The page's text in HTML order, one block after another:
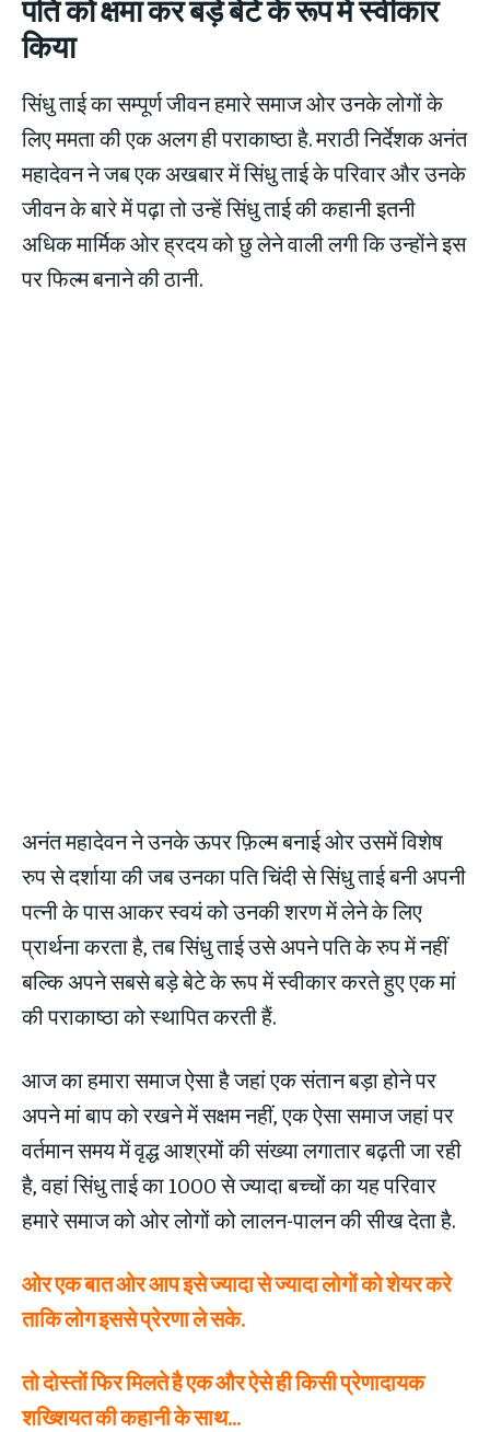
पति को क्षमा कर बड़े बेटे के रूप में स्‍वीकार
किया
सिंधु ताई का सम्पूर्ण जीवन हमारे समाज ओर उनके लोगों के
लिए ममता की एक अलग ही पराकाष्ठा है. मराठी निर्देशक अनंत
महादेवन ने जब एक अखबार में सिंधु ताई के परिवार और उनके
जीवन के बारे में पढ़ा तो उन्हें सिंधु ताई की कहानी इतनी
अधिक मार्मिक ओर ह्रदय को छु लेने वाली लगी कि उन्होंने इस
पर फिल्म बनाने की ठानी.
अनंत महादेवन ने उनके ऊपर फ़िल्म बनाई ओर उसमें विशेष
रुप से दर्शाया की जब उनका पति चिंदी से सिंधु ताई बनी अपनी
पत्नी के पास आकर स्वयं को उनकी शरण में लेने के लिए
प्रार्थना करता है, तब सिंधु ताई उसे अपने पति के रुप में नहीं
बल्कि अपने सबसे बड़े बेटे के रूप में स्वीकार करते हुए एक मां
की पराकाष्ठा को स्थापित करती हैं.
आज का हमारा समाज ऐसा है जहां एक संतान बड़ा होने पर
अपने मां बाप को रखने में सक्षम नहीं, एक ऐसा समाज जहां पर
वर्तमान समय में वृद्ध आश्रमों की संख्या लगातार बढ़ती जा रही
है, वहां सिंधु ताई का 1000 से ज्यादा बच्चों का यह परिवार
हमारे समाज को ओर लोगों को लालन-पालन की सीख देता है.
ओर एक बात ओर आप इसे ज्यादा से ज्यादा लोगों को शेयर करे
ताकि लोग इससे प्रेरणा ले सके.
तो दोस्तों फिर मिलते है एक और ऐसे ही किसी प्रेणादायक
शख्शियत की कहानी के साथ…